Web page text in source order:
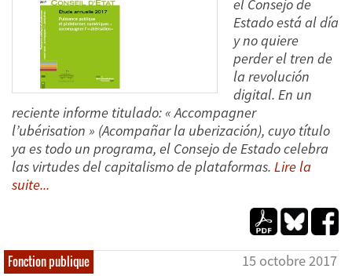
el Consejo de
Estado está al día
y no quiere
perder el tren de
la revolución
digital. En un
reciente informe titulado: « Accompagner
l’ubérisation » (Acompañar la uberización), cuyo título
ya es todo un programa, el Consejo de Estado celebra
las virtudes del capitalismo de plataformas. Lire la
suite...
Fonction publique 15 octobre 2017